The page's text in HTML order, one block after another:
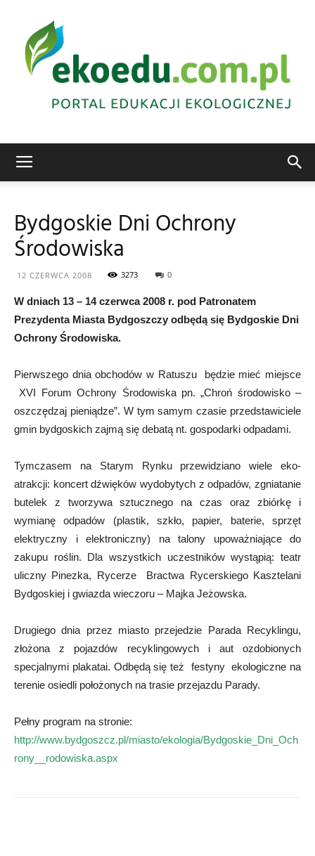
Abrys
Bydgoskie Dni Ochrony
Środowiska
12 CZERWCA 2008 3273 0
W dniach 13 – 14 czerwca 2008 r. pod Patronatem
Prezydenta Miasta Bydgoszczy odbędą się Bydgoskie Dni
Ochrony Środowiska.
Pierwszego dnia obchodów w Ratuszu będzie mieć miejsce
XVI Forum Ochrony Środowiska pn. „Chroń środowisko –
oszczędzaj pieniądze”. W tym samym czasie przedstawiciele
gmin bydgoskich zajmą się debatą nt. gospodarki odpadami.
Tymczasem na Starym Rynku przewidziano wiele eko-
atrakcji: koncert dźwięków wydobytych z odpadów, zgniatanie
butelek z tworzywa sztucznego na czas oraz zbiórkę i
wymianę odpadów (plastik, szkło, papier, baterie, sprzęt
elektryczny i elektroniczny) na talony upoważniające do
zakupu roślin. Dla wszystkich uczestników wystąpią: teatr
uliczny Pinezka, Rycerze Bractwa Rycerskiego Kasztelani
Bydgoskiej i gwiazda wieczoru – Majka Jeżowska.
Drugiego dnia przez miasto przejedzie Parada Recyklingu,
złożona z pojazdów recyklingowych i aut ozdobionych
specjalnymi plakatai. Odbędą się też festyny ekologiczne na
terenie osiedli położonych na trasie przejazdu Parady.
Pełny program na stronie:
http://www.bydgoszcz.pl/miasto/ekologia/Bydgoskie_Dni_Och
rony__rodowiska.aspx